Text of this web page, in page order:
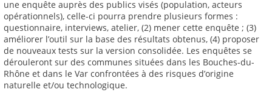
une enquête auprès des publics visés (population, acteurs
opérationnels), celle-ci pourra prendre plusieurs formes :
questionnaire, interviews, atelier, (2) mener cette enquête ; (3)
améliorer l’outil sur la base des résultats obtenus, (4) proposer
de nouveaux tests sur la version consolidée. Les enquêtes se
dérouleront sur des communes situées dans les Bouches-du-
Rhône et dans le Var confrontées à des risques d’origine
naturelle et/ou technologique.